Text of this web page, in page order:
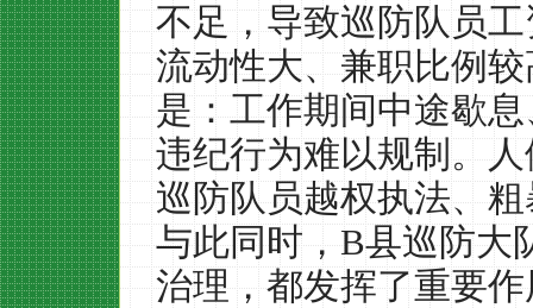
不足，导致巡防队员
流动性大、兼职比例
是：工作期间中途歇
违纪行为难以规制。
巡防队员越权执法、
与此同时，B县巡防大
治理，都发挥了重要